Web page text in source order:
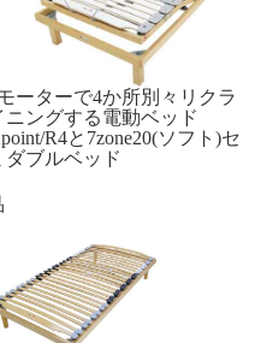
ーターで4か所別々リクラ
ニングする電動ベッド
R4と7zone20(ソフト)セ
ダブルベッド